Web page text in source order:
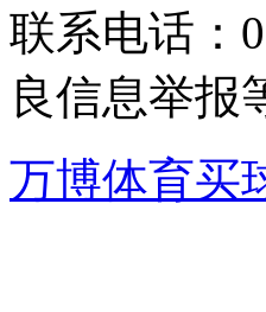
联系电话：
良信息举报
万博体育买